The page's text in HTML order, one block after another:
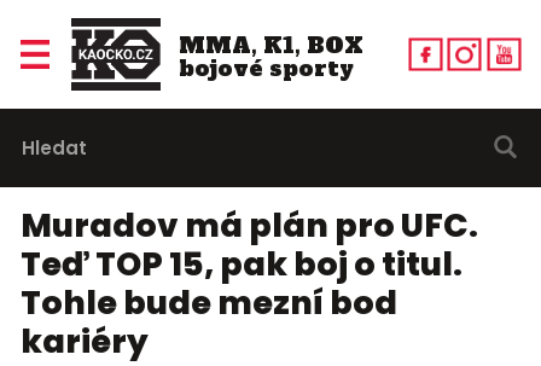
MMA, K1, BOX
bojové sporty
Muradov má plán pro UFC.
Teď TOP 15, pak boj o titul.
Tohle bude mezní bod
kariéry